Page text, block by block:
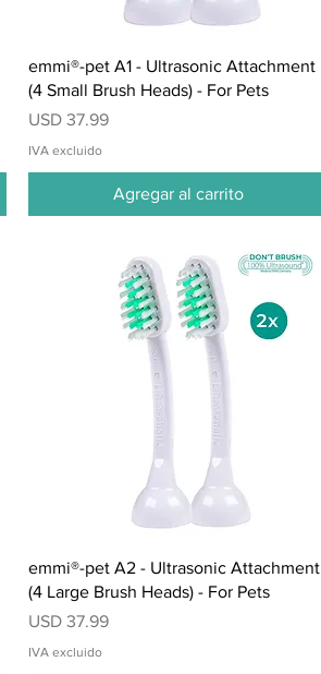
Vista rápida
emmi®-pet A1 - Ultrasonic Attachment
(4 Small Brush Heads) - For Pets
Precio
USD 37.99
IVA excluido
Agregar al carrito
Vista rápida
emmi®-pet A2 - Ultrasonic Attachment
(4 Large Brush Heads) - For Pets
Precio
USD 37.99
IVA excluido